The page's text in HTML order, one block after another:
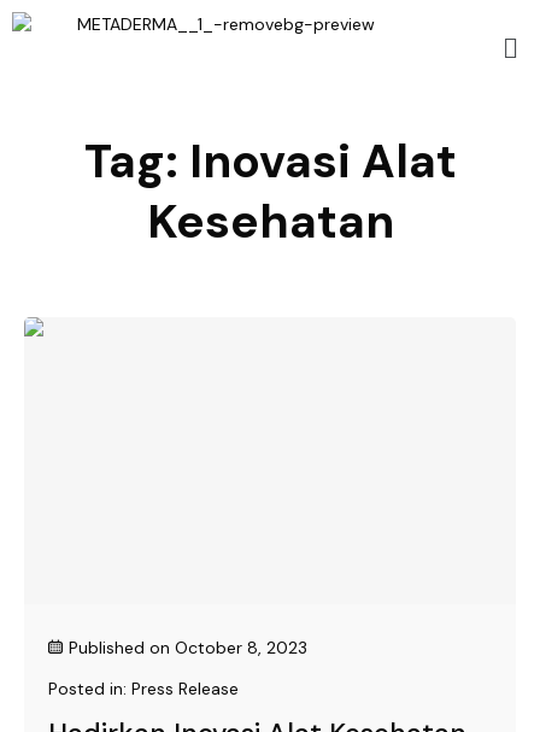
Tag: Inovasi Alat
Kesehatan
Published on October 8, 2023
Posted in: Press Release